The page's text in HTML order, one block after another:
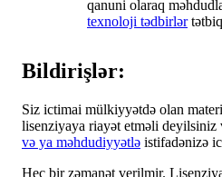
qanuni olaraq
texnoloji tədbirlər
Bildirişlər:
Siz ictimai mülkiyyətdə olan
lisenziyaya riayət etməli deyilsiniz
və ya məhdudiyyətlə istifadənizə
Heç bir zəmanət verilmir.